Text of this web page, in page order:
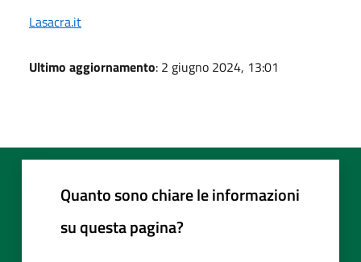
Lasacra.it
Ultimo aggiornamento: 2 giugno 2024, 13:01
Quanto sono chiare le informazioni
su questa pagina?